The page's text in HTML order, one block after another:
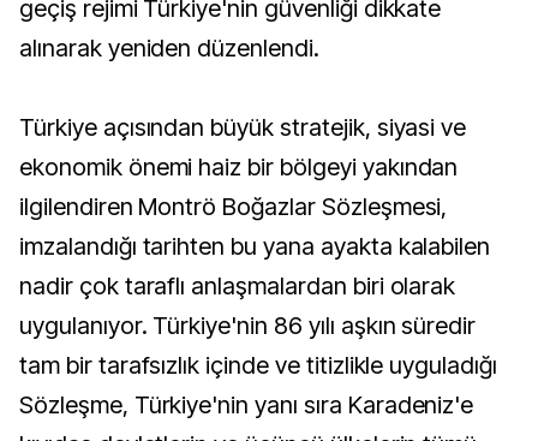
geçiş rejimi Türkiye'nin güvenliği dikkate
alınarak yeniden düzenlendi.
Türkiye açısından büyük stratejik, siyasi ve
ekonomik önemi haiz bir bölgeyi yakından
ilgilendiren Montrö Boğazlar Sözleşmesi,
imzalandığı tarihten bu yana ayakta kalabilen
nadir çok taraflı anlaşmalardan biri olarak
uygulanıyor. Türkiye'nin 86 yılı aşkın süredir
tam bir tarafsızlık içinde ve titizlikle uyguladığı
Sözleşme, Türkiye'nin yanı sıra Karadeniz'e